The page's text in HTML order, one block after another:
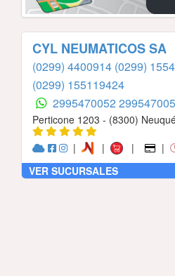
CYL NEUMATICOS SA
(0299) 4400914 (0299)
(0299) 155119424
2995470052
Perticone 1203 - (8300)
|
| | |
VER SUCURSALES